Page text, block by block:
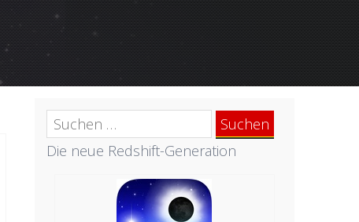
Suchen
nach:
Die neue Redshift-Generation